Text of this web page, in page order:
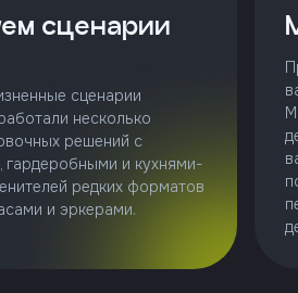
сценарии
сценарии
несколько
решений с
гардеробными и кухнями-
редких форматов
и эркерами.